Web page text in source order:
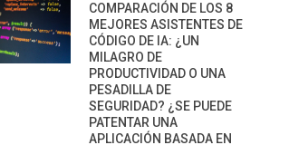
COMPARACIÓN DE LOS 8
MEJORES ASISTENTES DE
CÓDIGO DE IA: ¿UN
MILAGRO DE
PRODUCTIVIDAD O UNA
PESADILLA DE
SEGURIDAD? ¿SE PUEDE
PATENTAR UNA
APLICACIÓN BASADA EN